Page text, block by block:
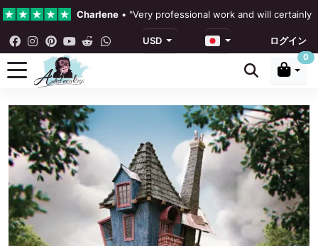
Charlene • "Very professional work and will certainly
4.3 • 私たちのレビュー
Rebecka Douglas
Ronan Dodgson "Excellent service clear
USD ログイン
0